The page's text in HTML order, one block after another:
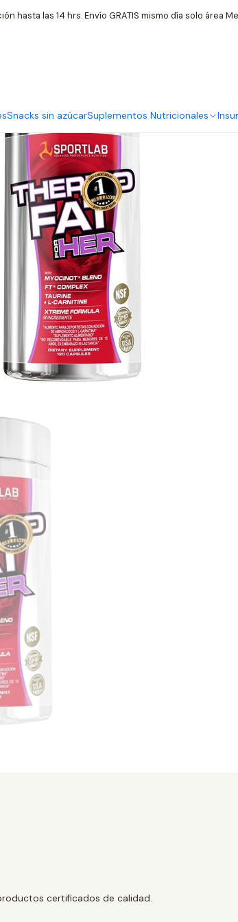
Snacks sin azúcarSuplementos Nutricionales
hasta las 14 hrs. Envío GRATIS mismo día solo área
Inicio
certificados de calidad.